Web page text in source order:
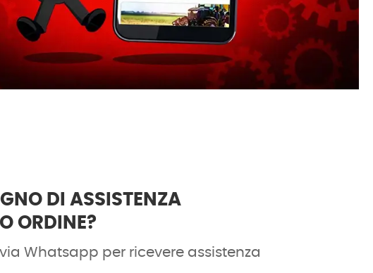
DI ASSISTENZA
ORDINE?
Whatsapp per ricevere assistenza